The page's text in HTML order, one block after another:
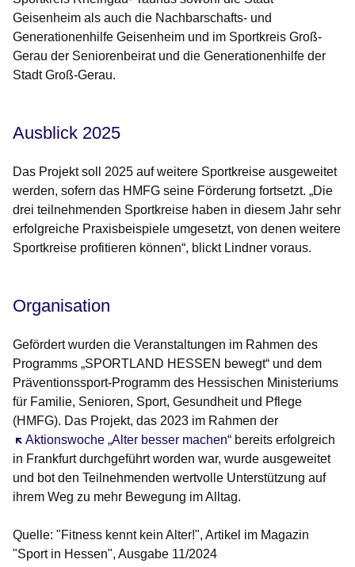
Geisenheim als auch die Nachbarschafts- und
Generationenhilfe Geisenheim und im Sportkreis Groß-
Gerau der Seniorenbeirat und die Generationenhilfe der
Stadt Groß-Gerau.
Ausblick 2025
Das Projekt soll 2025 auf weitere Sportkreise ausgeweitet
werden, sofern das HMFG seine Förderung fortsetzt. „Die
drei teilnehmenden Sportkreise haben in diesem Jahr sehr
erfolgreiche Praxisbeispiele umgesetzt, von denen weitere
Sportkreise profitieren können“, blickt Lindner voraus.
Organisation
Gefördert wurden die Veranstaltungen im Rahmen des
Programms „SPORTLAND HESSEN bewegt“ und dem
Präventionssport-Programm des Hessischen Ministeriums
für Familie, Senioren, Sport, Gesundheit und Pflege
(HMFG). Das Projekt, das 2023 im Rahmen der
Aktionswoche „Alter besser machen“
Öffnet sich in einem neuen Fenster
bereits erfolgreich
in Frankfurt durchgeführt worden war, wurde ausgeweitet
und bot den Teilnehmenden wertvolle Unterstützung auf
ihrem Weg zu mehr Bewegung im Alltag.
Quelle: "Fitness kennt kein Alter!", Artikel im Magazin
"Sport in Hessen", Ausgabe 11/2024